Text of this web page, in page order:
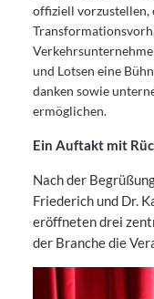
offiziell vorzustellen,
und Lotsen eine
danken sowie
ermöglichen.
Ein Auftakt mit
Nach der
Friederich und Dr.
eröffneten drei
der Branche die